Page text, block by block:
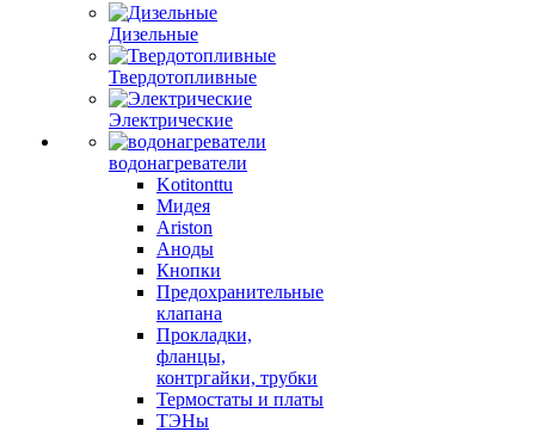
Дизельные
Твердотопливные
Электрические
водонагреватели
Kotitonttu
Мидея
Ariston
Аноды
Кнопки
Предохранительные
клапана
Прокладки,
фланцы,
контргайки, трубки
Термостаты и платы
ТЭНы